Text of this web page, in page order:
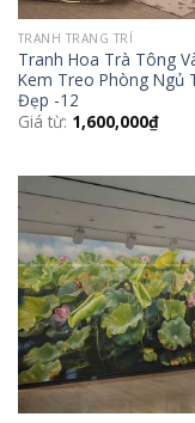
TRANH TRANG TRÍ
Tranh Hoa Trà Tông
Kem Treo Phòng Ngủ
Đẹp -12
Giá từ: 1,600,000₫